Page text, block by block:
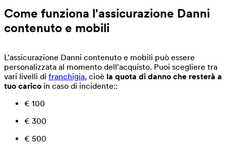
Come funziona l'assicurazione Danni
contenuto e mobili
L'assicurazione Danni contenuto e mobili può essere
personalizzata al momento dell'acquisto. Puoi scegliere tra
vari livelli di franchigia, cioè la quota di danno che resterà a
tuo carico in caso di incidente::
€ 100
€ 300
€ 500